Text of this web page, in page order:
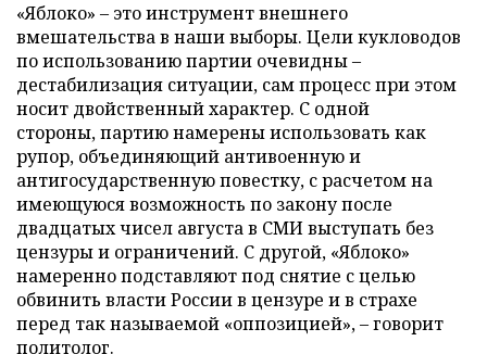
«Яблоко» – это инструмент внешнего
вмешательства в наши выборы. Цели кукловодов
по использованию партии очевидны –
дестабилизация ситуации, сам процесс при этом
носит двойственный характер. С одной
стороны, партию намерены использовать как
рупор, объединяющий антивоенную и
антигосударственную повестку, с расчетом на
имеющуюся возможность по закону после
двадцатых чисел августа в СМИ выступать без
цензуры и ограничений. С другой, «Яблоко»
намеренно подставляют под снятие с целью
обвинить власти России в цензуре и в страхе
перед так называемой «оппозицией», – говорит
политолог.